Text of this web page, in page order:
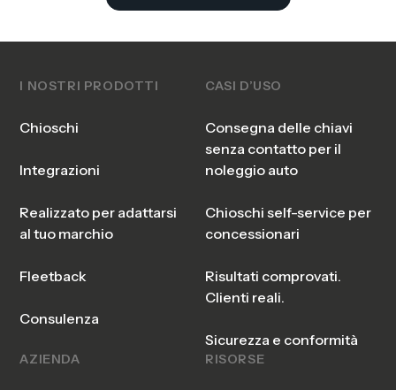
I NOSTRI PRODOTTI
Chioschi
Integrazioni
Realizzato per adattarsi
al tuo marchio
Fleetback
Consulenza
CASI D’USO
Consegna delle chiavi
senza contatto per il
noleggio auto
Chioschi self-service per
concessionari
Risultati comprovati.
Clienti reali.
Sicurezza e conformità
AZIENDA RISORSE